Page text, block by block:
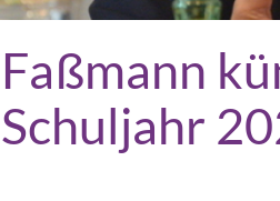
Faßmann
Schuljahr